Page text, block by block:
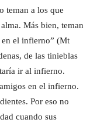
teman a los que
Más bien, teman
en el infierno” (Mt
de las tinieblas
ir al infierno.
en el infierno.
Por eso no
cuando sus